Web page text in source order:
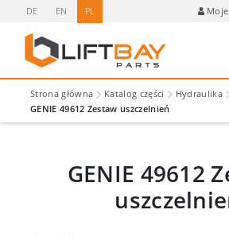
DE EN PL
Strona główna Katalog części Hydraulika
GENIE 49612 Zestaw uszczelnień
GENIE 49612